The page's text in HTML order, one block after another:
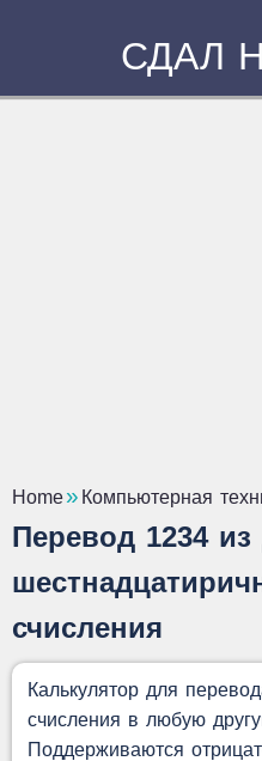
СДАЛ
Home Компьютерная
Перевод 1234
счисления
Калькулятор для
счисления в любую
Поддерживаются